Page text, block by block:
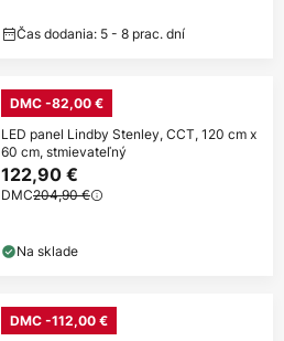
Čas dodania: 5 - 8 prac. dní
DMC -82,00 €
LED panel Lindby Stenley, CCT, 120 cm x
60 cm, stmievateľný
122,90 €
DMC204,90 €
Na sklade
DMC -112,00 €